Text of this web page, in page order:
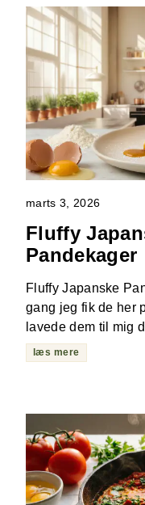
marts 3, 2026
Fluffy
Pandekager
Fluffy Japanske
gang jeg fik de her
lavede dem til mig
læs mere